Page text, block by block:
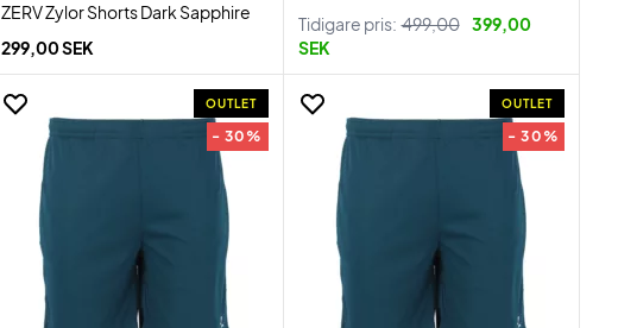
ZERV Zylor Shorts Dark Sapphire
299,00 SEK
Tidigare pris: 499,00 399,00
SEK
OUTLET
- 30%
OUTLET
- 30%